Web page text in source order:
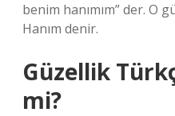
benim hanımım” der. O
Hanım denir.
Güzellik
mi?